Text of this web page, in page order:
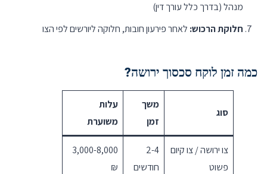
מנהל (בדרך כלל עורך דין)
חלוקת הרכוש: לאחר פירעון חובות, חלוקה ליורשים לפי הצו
כמה זמן לוקח סכסוך ירושה?
סוג
משך
זמן
עלות
משוערת
צו ירושה / צו קיום
פשוט
2-4
חודשים
3,000-8,000
₪